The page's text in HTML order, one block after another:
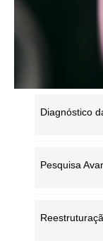
Diagnóstico
Pesquisa